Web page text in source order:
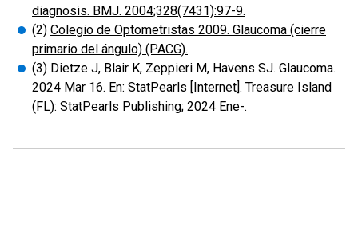
diagnosis. BMJ. 2004;328(7431):97-9.
(2) Colegio de Optometristas 2009. Glaucoma (cierre
primario del ángulo) (PACG).
(3) Dietze J, Blair K, Zeppieri M, Havens SJ. Glaucoma.
2024 Mar 16. En: StatPearls [Internet]. Treasure Island
(FL): StatPearls Publishing; 2024 Ene-.